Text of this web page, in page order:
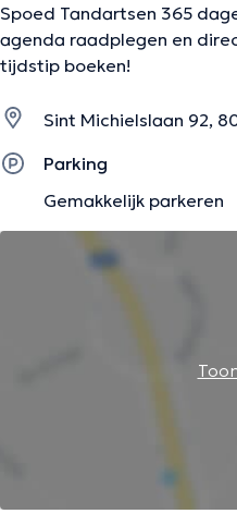
Spoed Tandartsen 365
agenda raadplegen en
tijdstip boeken!
Sint Michielslaan 92,
Parking
Gemakkelijk parkeren